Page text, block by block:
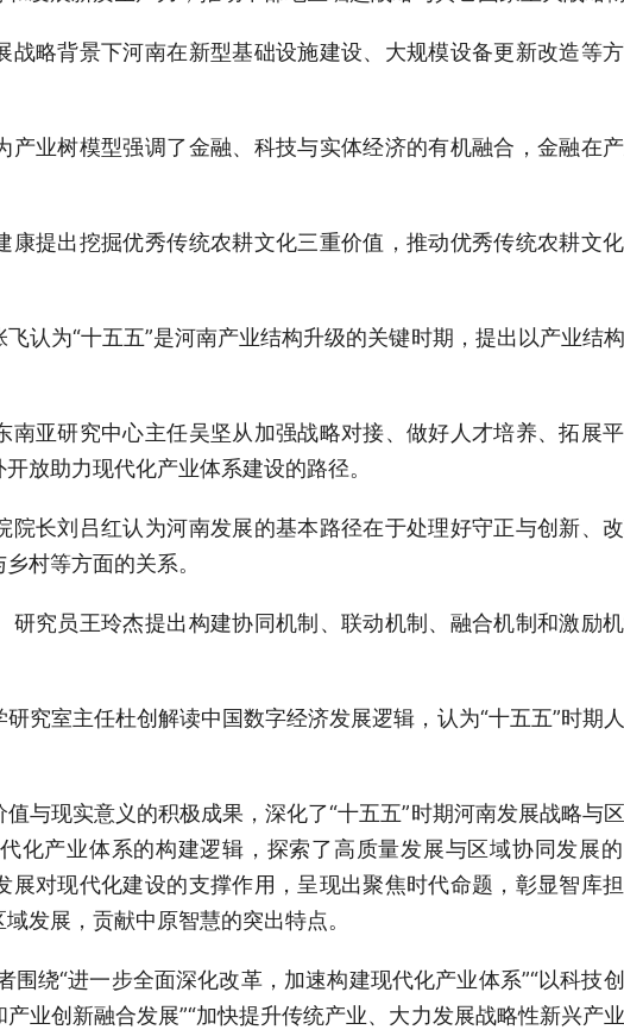
战略背景下河南在新型基础设施建设、大规模设备更新改造等
产业树模型强调了金融、科技与实体经济的有机融合，金融在
康提出挖掘优秀传统农耕文化三重价值，推动优秀传统农耕文
认为“十五五”是河南产业结构升级的关键时期，提出以产业结
南亚研究中心主任吴坚从加强战略对接、做好人才培养、拓展
放助力现代化产业体系建设的路径。
院长刘吕红认为河南发展的基本路径在于处理好守正与创新、
村等方面的关系。
研究员王玲杰提出构建协同机制、联动机制、融合机制和激励
究室主任杜创解读中国数字经济发展逻辑，认为“十五五”时期
与现实意义的积极成果，深化了“十五五”时期河南发展战略与
化产业体系的构建逻辑，探索了高质量发展与区域协同发展
展对现代化建设的支撑作用，呈现出聚焦时代命题，彰显智库
发展，贡献中原智慧的突出特点。
绕“进一步全面深化改革，加速构建现代化产业体系”“以科技
业创新融合发展”“加快提升传统产业、大力发展战略性新兴产